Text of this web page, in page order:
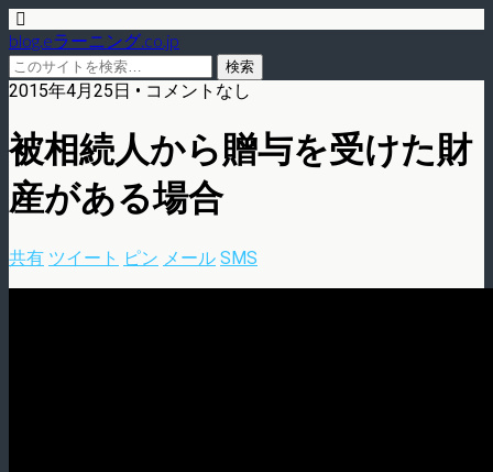
blog.eラーニング.co.jp
2015年4月25日 • コメントなし
被相続人から贈与を受けた財
産がある場合
共有 ツイート ピン メール SMS